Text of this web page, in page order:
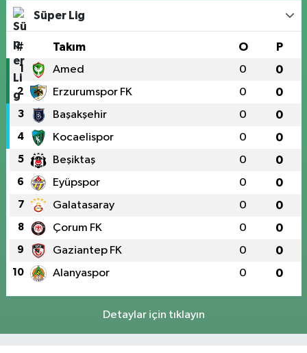
Süper Lig
# Takım O P
1 Amed 0 0
2 Erzurumspor FK 0 0
3 Başakşehir 0 0
4 Kocaelispor 0 0
5 Beşiktaş 0 0
6 Eyüpspor 0 0
7 Galatasaray 0 0
8 Çorum FK 0 0
9 Gaziantep FK 0 0
10 Alanyaspor 0 0
Detaylar için tıklayın